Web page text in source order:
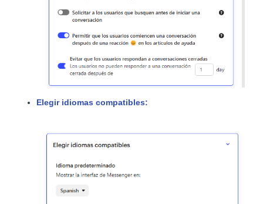
Elegir idiomas compatibles: